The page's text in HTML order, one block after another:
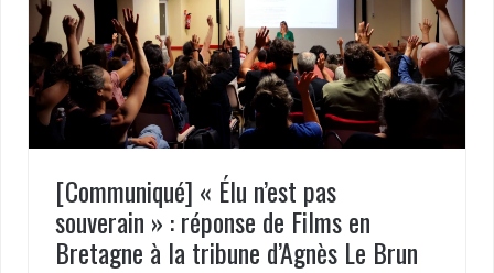
[Communiqué] « Élu n’est pas
souverain » : réponse de Films en
Bretagne à la tribune d’Agnès Le Brun